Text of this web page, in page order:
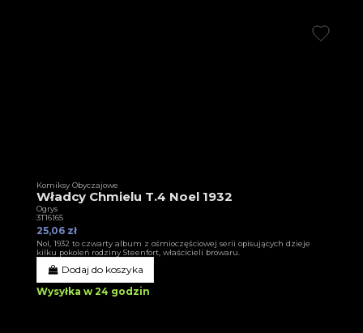
Komiksy Obyczajowe
Władcy Chmielu T.4 Noel 1932
Ogrys
3T16165
25,06 zł
Nol, 1932 to czwarty album z ośmioczęściowej serii opisujących dzieje
kilku pokoleń rodziny Steenfort, właścicieli browaru.
Dodaj do koszyka
Wysyłka w 24 godzin